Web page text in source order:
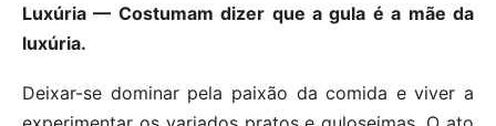
Luxúria — Costumam dizer que a gula é a mãe da
luxúria.
Deixar-se dominar pela paixão da comida e viver a